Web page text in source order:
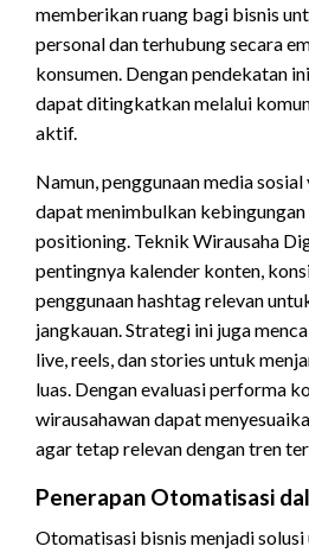
memberikan ruang bagi bisnis
personal dan terhubung secara
konsumen. Dengan pendekatan
dapat ditingkatkan melalui
aktif.
Namun, penggunaan media
dapat menimbulkan
positioning. Teknik Wirausaha
pentingnya kalender konten,
penggunaan hashtag relevan
jangkauan. Strategi ini juga
live, reels, dan stories untuk
luas. Dengan evaluasi performa
wirausahawan dapat
agar tetap relevan dengan tren
Penerapan Otomatisasi
Otomatisasi bisnis menjadi